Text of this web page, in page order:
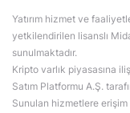
Yatırım hizmet ve
yetkilendirilen lisanslı
sunulmaktadır.
Kripto varlık piyasasına
Satım Platformu A.Ş.
Sunulan hizmetlere